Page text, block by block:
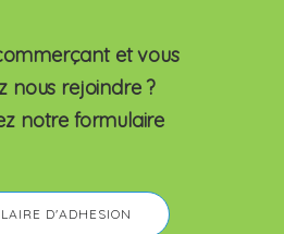
et vous
nous rejoindre ?
notre formulaire
D'ADHESION